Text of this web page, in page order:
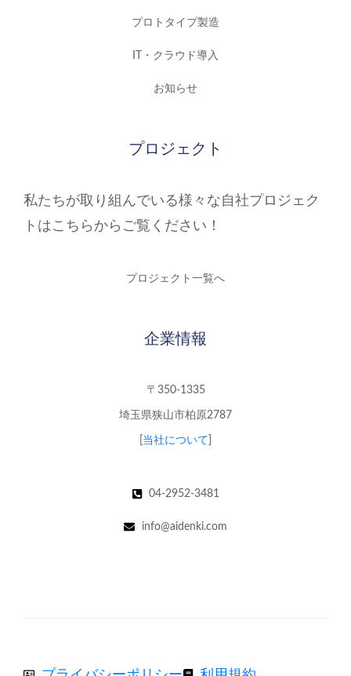
プロトタイプ製造
IT・クラウド導入
お知らせ
プロジェクト
私たちが取り組んでいる様々な自社プロジェク
トはこちらからご覧ください！
プロジェクト一覧へ
企業情報
〒350-1335
埼玉県狭山市柏原2787
当社について
04-2952-3481
info@aidenki.com